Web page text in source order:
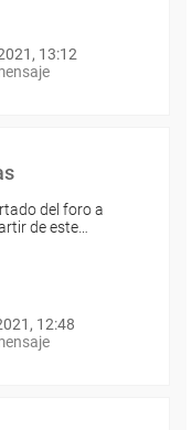
13:12
del foro a
de este…
12:48